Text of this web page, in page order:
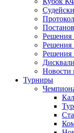
Решения
Новости
Турниры